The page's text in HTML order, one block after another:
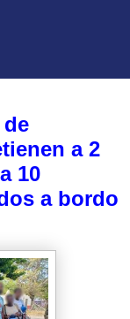
a 2
10
a bordo